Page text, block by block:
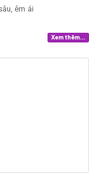
êm ái
Xem thêm...